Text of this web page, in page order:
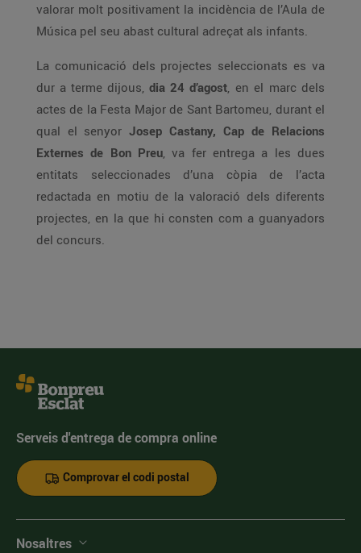
valorar molt positivament la incidència de l’Aula de
Música pel seu abast cultural adreçat als infants.
La comunicació dels projectes seleccionats es va
dur a terme dijous, dia 24 d’agost, en el marc dels
actes de la Festa Major de Sant Bartomeu, durant el
qual el senyor Josep Castany, Cap de Relacions
Externes de Bon Preu, va fer entrega a les dues
entitats seleccionades d’una còpia de l’acta
redactada en motiu de la valoració dels diferents
projectes, en la que hi consten com a guanyadors
del concurs.
Serveis d'entrega de compra online
Comprovar el codi postal
Nosaltres